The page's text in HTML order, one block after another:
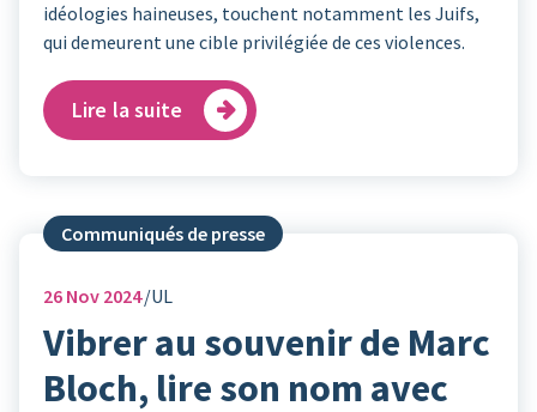
idéologies haineuses, touchent notamment les Juifs,
qui demeurent une cible privilégiée de ces violences.
Lire la suite
Communiqués de presse
26 Nov 2024 UL
Vibrer au souvenir de Marc
Bloch, lire son nom avec